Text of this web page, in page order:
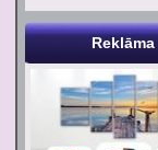
Reklāma